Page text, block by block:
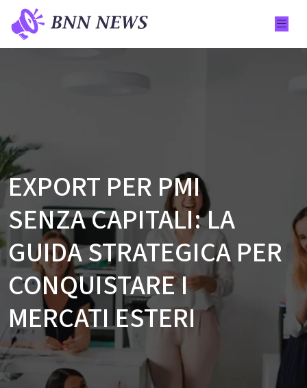
EXPORT PER PMI
SENZA CAPITALI: LA
GUIDA STRATEGICA PER
CONQUISTARE I
MERCATI ESTERI